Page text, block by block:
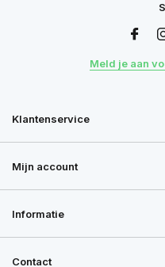
Meld je aan
Klantenservice
Mijn account
Informatie
Contact